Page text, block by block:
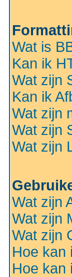
Wat is
Kan ik
Wat zijn
Kan ik
Wat zijn
Wat zijn
Wat zijn
Wat zijn
Wat zijn
Wat zijn
Hoe kan
Hoe kan